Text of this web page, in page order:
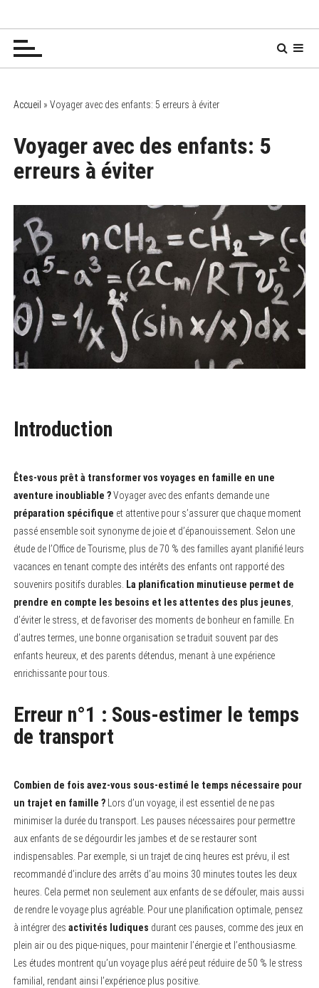
e
Chez Mamy Soren 🧙‍♀️
Accueil »Voyager avec des enfants: 5 erreurs à éviter
Voyager avec des enfants: 5
erreurs à éviter
Introduction
Êtes-vous prêt à transformer vos voyages en famille en une
aventure inoubliable ?Voyager avec des enfants demande une
préparation spécifique et attentive pour s’assurer que chaque moment
passé ensemble soit synonyme de joie et d’épanouissement. Selon une
étude de l’Office de Tourisme, plus de 70 % des familles ayant planifié leurs
vacances en tenant compte des intérêts des enfants ont rapporté des
souvenirs positifs durables.
La planification minutieuse permet de
prendre en compte les besoins et les attentes des plus jeunes
d’éviter le stress, et de favoriser des moments de bonheur en famille. En
d’autres termes, une bonne organisation se traduit souvent par des
enfants heureux, et des parents détendus, menant à une expérience
enrichissante pour tous.
Erreur n°1 : Sous-estimer le temps
de transport
Combien de fois avez-vous sous-estimé le temps nécessaire pour
un trajet en famille ? Lors d’un voyage, il est essentiel de ne pas
minimiser la durée du transport. Les pauses nécessaires pour permettre
aux enfants de se dégourdir les jambes et de se restaurer sont
indispensables. Par exemple, si un trajet de cinq heures est prévu, il est
recommandé d’inclure des arrêts d’au moins 30 minutes toutes les deux
heures. Cela permet non seulement aux enfants de se défouler, mais aussi
de rendre le voyage plus agréable. Pour une planification optimale, pensez
à intégrer desactivités ludiques durant ces pauses, comme des jeux en
plein air ou des pique-niques, pour maintenir l’énergie et l’enthousiasme.
Les études montrent qu’un voyage plus aéré peut réduire de 50 % le stress
familial, rendant ainsi l’expérience plus positive.